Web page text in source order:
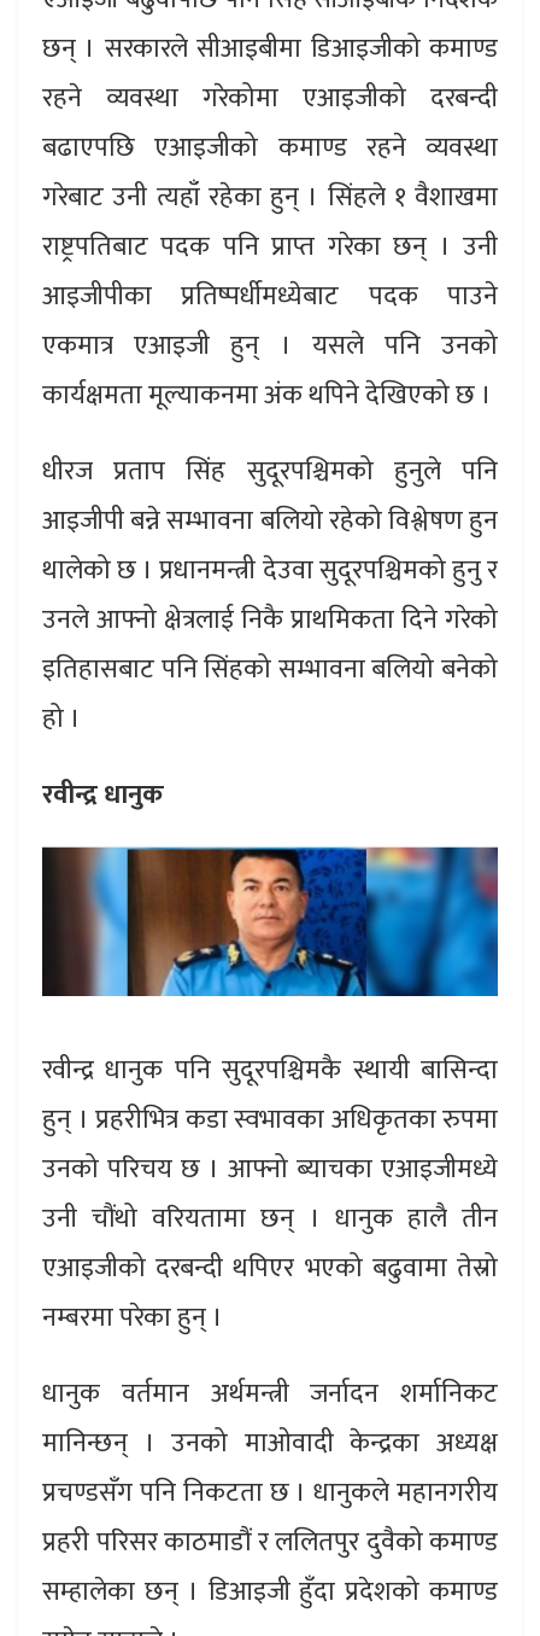
छन् । सरकारले सीआइबीमा डिआइजीको कमाण्ड
रहने व्यवस्था गरेकोमा एआइजीको दरबन्दी
बढाएपछि एआइजीको कमाण्ड रहने व्यवस्था
गरेबाट उनी त्यहाँ रहेका हुन् । सिंहले १ वैशाखमा
राष्ट्रपतिबाट पदक पनि प्राप्त गरेका छन् । उनी
आइजीपीका प्रतिष्पर्धीमध्येबाट पदक पाउने
एकमात्र एआइजी हुन् । यसले पनि उनको
कार्यक्षमता मूल्याकनमा अंक थपिने देखिएको छ ।
धीरज प्रताप सिंह सुदूरपश्चिमको हुनुले पनि
आइजीपी बन्ने सम्भावना बलियो रहेको विश्लेषण हुन
थालेको छ । प्रधानमन्त्री देउवा सुदूरपश्चिमको हुनु र
उनले आफ्नो क्षेत्रलाई निकै प्राथमिकता दिने गरेको
इतिहासबाट पनि सिंहको सम्भावना बलियो बनेको
हो ।
रवीन्द्र धानुक
रवीन्द्र धानुक पनि सुदूरपश्चिमकै स्थायी बासिन्दा
हुन् । प्रहरीभित्र कडा स्वभावका अधिकृतका रुपमा
उनको परिचय छ । आफ्नो ब्याचका एआइजीमध्ये
उनी चौंथो वरियतामा छन् । धानुक हालै तीन
एआइजीको दरबन्दी थपिएर भएको बढुवामा तेस्रो
नम्बरमा परेका हुन् ।
धानुक वर्तमान अर्थमन्त्री जर्नादन शर्मानिकट
मानिन्छन् । उनको माओवादी केन्द्रका अध्यक्ष
प्रचण्डसँग पनि निकटता छ । धानुकले महानगरीय
प्रहरी परिसर काठमाडौं र ललितपुर दुवैको कमाण्ड
सम्हालेका छन् । डिआइजी हुँदा प्रदेशको कमाण्ड